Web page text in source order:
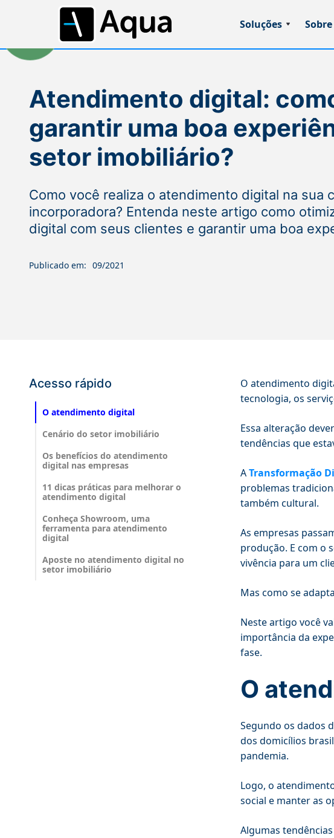
Soluções
Atendimento digital:
garantir uma boa
setor imobiliário?
Como você realiza o atendimento digital na sua
incorporadora? Entenda neste artigo como
digital com seus clientes e garantir uma boa
Publicado em: 09/2021
Acesso rápido
‍O atendimento digital
Cenário do setor imobiliário‍
Os benefícios do atendimento
digital nas empresas
11 dicas práticas para melhorar o
atendimento digital
Conheça Showroom, uma
ferramenta para atendimento
digital
Aposte no atendimento digital no
setor imobiliário‍
O atendimento
tecnologia, os
Essa alteração
tendências que
ATransformação
problemas
também cultural.
As empresas
produção. E com o
vivência para um
Mas como se
Neste artigo você
importância da
fase.
O
Segundo os dados
dos domicílios
pandemia.
Logo, o
social e manter as
Algumas